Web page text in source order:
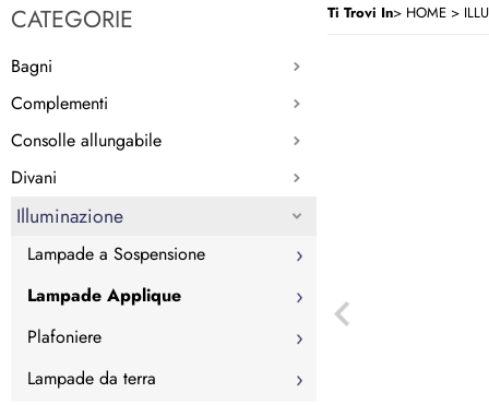
CATEGORIE
Bagni
Complementi
Consolle allungabile
Divani
Illuminazione
Lampade a Sospensione
Lampade Applique
Plafoniere
Lampade da terra
Ti Trovi In HOME